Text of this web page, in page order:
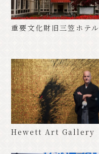
重要文化財旧三笠ホテル
Hewett Art Gallery